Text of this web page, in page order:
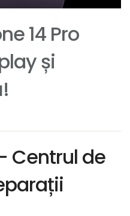
14 Pro
și
Centrul de